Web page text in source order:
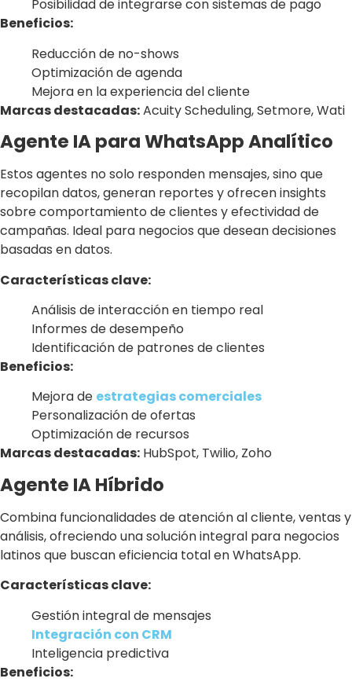
Posibilidad de integrarse con sistemas de pago
Beneficios:
Reducción de no-shows
Optimización de agenda
Mejora en la experiencia del cliente
Marcas destacadas:Acuity Scheduling, Setmore, Wati
Agente IA para WhatsApp Analítico
Estos agentes no solo responden mensajes, sino que
recopilan datos, generan reportes y ofrecen insights
sobre comportamiento de clientes y efectividad de
campañas. Ideal para negocios que desean decisiones
basadas en datos.
Características clave:
Análisis de interacción en tiempo real
Informes de desempeño
Identificación de patrones de clientes
Beneficios:
Mejora de estrategias comerciales
Personalización de ofertas
Optimización de recursos
Marcas destacadas: HubSpot, Twilio, Zoho
Agente IA Híbrido
Combina funcionalidades de atención al cliente, ventas y
análisis, ofreciendo una solución integral para negocios
latinos que buscan eficiencia total en WhatsApp.
Características clave:
Gestión integral de mensajes
Integración con CRM
Inteligencia predictiva
Beneficios: